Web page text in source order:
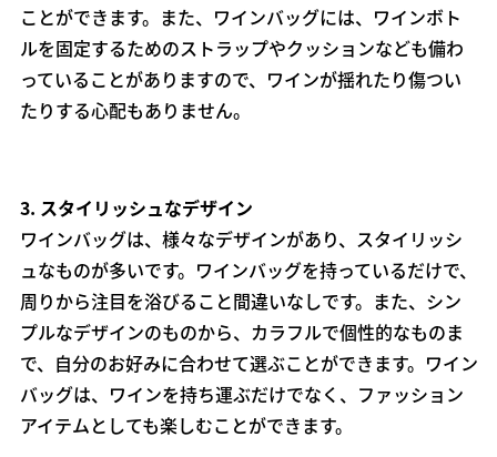
ことができます。また、ワインバッグには、ワインボト
ルを固定するためのストラップやクッションなども備わ
っていることがありますので、ワインが揺れたり傷つい
たりする心配もありません。
3. スタイリッシュなデザイン
ワインバッグは、様々なデザインがあり、スタイリッシ
ュなものが多いです。ワインバッグを持っているだけで、
周りから注目を浴びること間違いなしです。また、シン
プルなデザインのものから、カラフルで個性的なものま
で、自分のお好みに合わせて選ぶことができます。ワイン
バッグは、ワインを持ち運ぶだけでなく、ファッション
アイテムとしても楽しむことができます。